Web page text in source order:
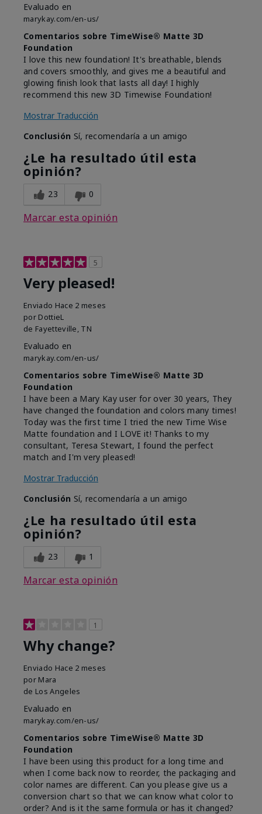
Evaluado en
marykay.com/en-us/
Comentarios sobre TimeWise® Matte 3D
Foundation
I love this new foundation! It's breathable, blends
and covers smoothly, and gives me a beautiful and
glowing finish look that lasts all day! I highly
recommend this new 3D Timewise Foundation!
Mostrar Traducción
Conclusión Sí, recomendaría a un amigo
¿Le ha resultado útil esta
opinión?
23 0
Marcar esta opinión
5
Very pleased!
Enviado Hace 2 meses
por DottieL
de Fayetteville, TN
Evaluado en
marykay.com/en-us/
Comentarios sobre TimeWise® Matte 3D
Foundation
I have been a Mary Kay user for over 30 years, They
have changed the foundation and colors many times!
Today was the first time I tried the new Time Wise
Matte foundation and I LOVE it! Thanks to my
consultant, Teresa Stewart, I found the perfect
match and I'm very pleased!
Mostrar Traducción
Conclusión Sí, recomendaría a un amigo
¿Le ha resultado útil esta
opinión?
23 1
Marcar esta opinión
1
Why change?
Enviado Hace 2 meses
por Mara
de Los Angeles
Evaluado en
marykay.com/en-us/
Comentarios sobre TimeWise® Matte 3D
Foundation
I have been using this product for a long time and
when I come back now to reorder, the packaging and
color names are different. Can you please give us a
conversion chart so that we can know what color to
order? And is it the same formula or has it changed?